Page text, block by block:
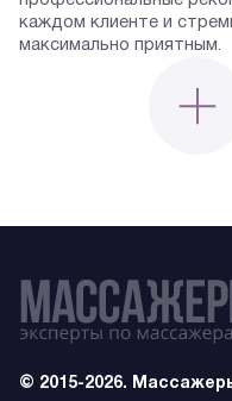
каждом клиенте и
максимально приятным.
© 2015-2026.